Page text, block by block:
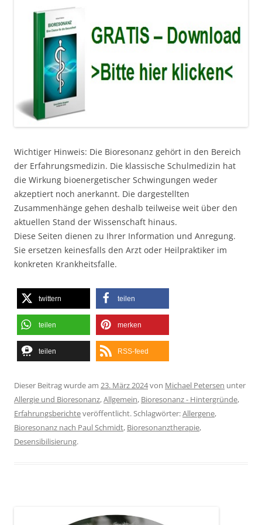
Wichtiger Hinweis: Die Bioresonanz gehört in den Bereich
der Erfahrungsmedizin. Die klassische Schulmedizin hat
die Wirkung bioenergetischer Schwingungen weder
akzeptiert noch anerkannt. Die dargestellten
Zusammenhänge gehen deshalb teilweise weit über den
aktuellen Stand der Wissenschaft hinaus.
Diese Seiten dienen zu Ihrer Information und Anregung.
Sie ersetzen keinesfalls den Arzt oder Heilpraktiker im
konkreten Krankheitsfalle.
twittern teilen
teilen merken
teilen RSS-feed
Dieser Beitrag wurde am 23. März 2024von Michael Petersen unter
Allergie und Bioresonanz,Allgemein, Bioresonanz - Hintergründe,
Erfahrungsberichteveröffentlicht. Schlagwörter:Allergene,
Bioresonanz nach Paul Schmidt, Bioresonanztherapie,
Desensibilisierung.